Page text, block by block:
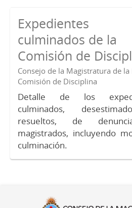
Expedientes
culminados de la
Comisión de
Consejo de la Magistratura de la
Comisión de Disciplina
Detalle de los
culminados,
resueltos, de
magistrados, incluyendo
culminación.